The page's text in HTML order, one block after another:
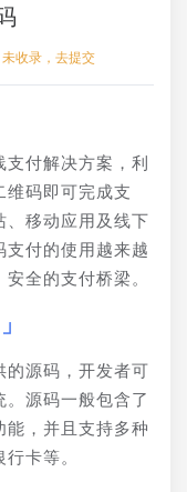
未收录，去提交
付解决方案，利
维码即可完成支
、移动应用及线下
支付的使用越来越
全的支付桥梁。
的源码，开发者可
。源码一般包含了
能，并且支持多种
卡等。